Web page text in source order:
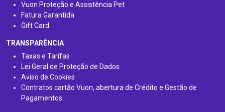
Vuon Proteção e Assistência Pet
Fatura Garantida
Gift Card
TRANSPARÊNCIA
Taxas e Tarifas
Lei Geral de Proteção de Dados
Aviso de Cookies
Contratos cartão Vuon, abertura de Crédito e Gestão de
Pagamentos